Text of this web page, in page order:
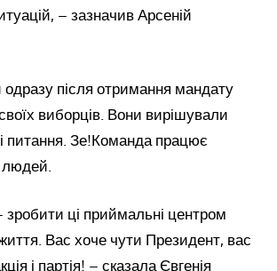
– зазначив Арсеній
одразу після отримання мандату
виборців. Вони вирішували
питання. Зе!Команда працює
ці приймальні центром
Вас хоче чути Президент, вас
і партія! – сказала Євгенія